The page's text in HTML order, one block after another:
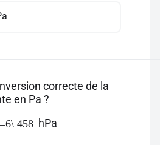
correcte de la
en Pa ?
458 hPa